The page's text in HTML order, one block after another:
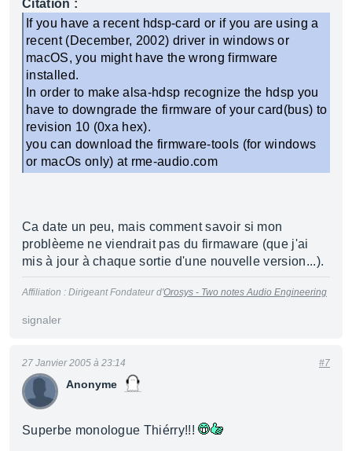
Citation :
If you have a recent hdsp-card or if you are using a
recent (December, 2002) driver in windows or
macOS, you might have the wrong firmware
installed.
In order to make alsa-hdsp recognize the hdsp you
have to downgrade the firmware of your card(bus) to
revision 10 (0xa hex).
you can download the firmware-tools (for windows
or macOs only) at rme-audio.com
Ca date un peu, mais comment savoir si mon
problèeme ne viendrait pas du firmaware (que j'ai
mis à jour à chaque sortie d'une nouvelle version...).
Affiliation : Dirigeant Fondateur d'Orosys - Two notes Audio Engineering
signaler
Anonyme
27 Janvier 2005 à 23:14 #7
Superbe monologue Thiérry!!!